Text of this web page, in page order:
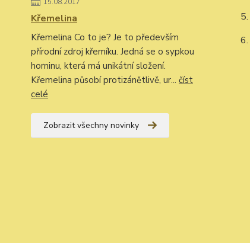
Křemelina
Křemelina Co to je? Je to především
přírodní zdroj křemíku. Jedná se o sypkou
horninu, která má unikátní složení.
Křemelina působí protizánětlivě, ur... číst
celé
Zobrazit všechny novinky